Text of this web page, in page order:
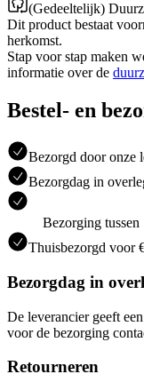
(Gedeeltelijk)
Dit product bestaat
herkomst.
Stap voor stap maken
informatie over de
Bestel- en
Bezorgd door onze
Bezorgdag in
Bezorging tussen
Thuisbezorgd voor
Bezorgdag in
De leverancier geeft
voor de bezorging
Retourneren